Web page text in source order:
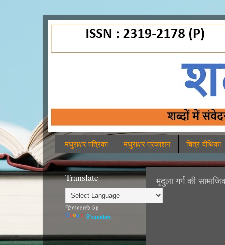
मधुराक्षर पत्रिका मधुराक्षर प्रकाशन चित्र-वीथिका
मृदुला गर्ग की
Translate
Powered by
Translate